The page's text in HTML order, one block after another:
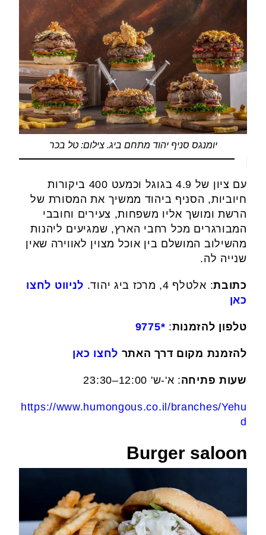
יומנגס סניף יהוד מתחם ביג. צילום: טל בכר
עם ציון של 4.9 בגוגל וכמעט 400 ביקורות
חיוביות, הסניף ביהוד ממשיך את המסורת של
הרשת ומושך אליו משפחות, צעירים וחובבי
המבורגרים מכל רחבי הארץ, שמגיעים ליהנות
מהשילוב המושלם בין אוכל מצוין לאווירה שאין
שנייה לה.
כתובת: אלטלף 4, מרכז ביג יהוד.
לניווט לחצו
כאן
טלפון להזמנות:
*9775
להזמנת מקום דרך האתר לחצו כאן
שעות פתיחה: א'-ש' 12:00–23:30
https://www.humongous.co.il/branches/Yehu
d
Burger saloon